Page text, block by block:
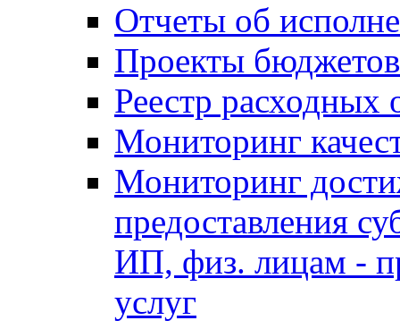
Отчеты об
Проекты бюджетов
Реестр расходных
Мониторинг
Мониторинг
предоставления
ИП, физ. лицам -
услуг